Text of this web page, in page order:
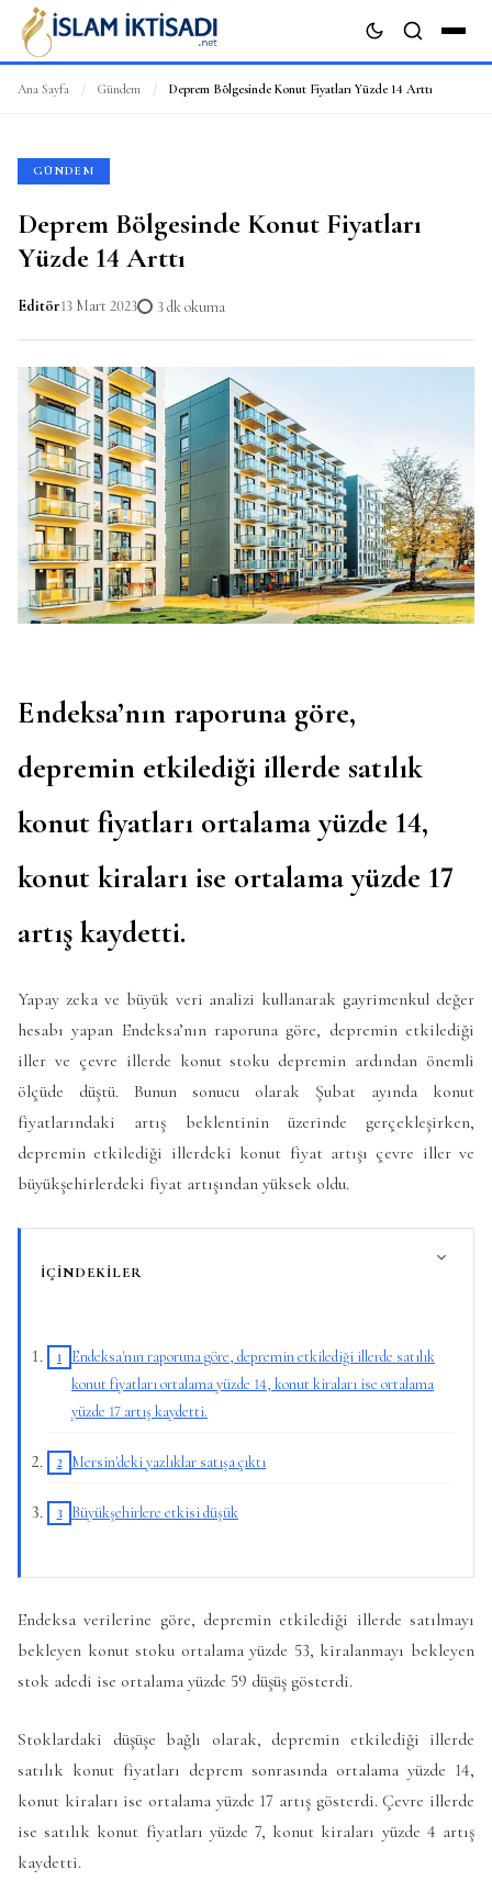
Ana Sayfa / Gündem / Deprem Bölgesinde Konut Fiyatları Yüzde 14 Arttı
GÜNDEM
Deprem Bölgesinde Konut Fiyatları
Yüzde 14 Arttı
Editör13 Mart 2023 3 dk okuma
Endeksa’nın raporuna göre,
depremin etkilediği illerde satılık
konut fiyatları ortalama yüzde 14,
konut kiraları ise ortalama yüzde 17
artış kaydetti.
Yapay zeka ve büyük veri analizi kullanarak gayrimenkul değer
hesabı yapan Endeksa’nın raporuna göre, depremin etkilediği
iller ve çevre illerde konut stoku depremin ardından önemli
ölçüde düştü. Bunun sonucu olarak Şubat ayında konut
fiyatlarındaki artış beklentinin üzerinde gerçekleşirken,
depremin etkilediği illerdeki konut fiyat artışı çevre iller ve
büyükşehirlerdeki fiyat artışından yüksek oldu.
İÇINDEKILER
Endeksa'nın raporuna göre, depremin etkilediği illerde satılık
konut fiyatları ortalama yüzde 14, konut kiraları ise ortalama
yüzde 17 artış kaydetti.
Mersin'deki yazlıklar satışa çıktı
Büyükşehirlere etkisi düşük
Endeksa verilerine göre, depremin etkilediği illerde satılmayı
bekleyen konut stoku ortalama yüzde 53, kiralanmayı bekleyen
stok adedi ise ortalama yüzde 59 düşüş gösterdi.
Stoklardaki düşüşe bağlı olarak, depremin etkilediği illerde
satılık konut fiyatları deprem sonrasında ortalama yüzde 14,
konut kiraları ise ortalama yüzde 17 artış gösterdi. Çevre illerde
ise satılık konut fiyatları yüzde 7, konut kiraları yüzde 4 artış
kaydetti.